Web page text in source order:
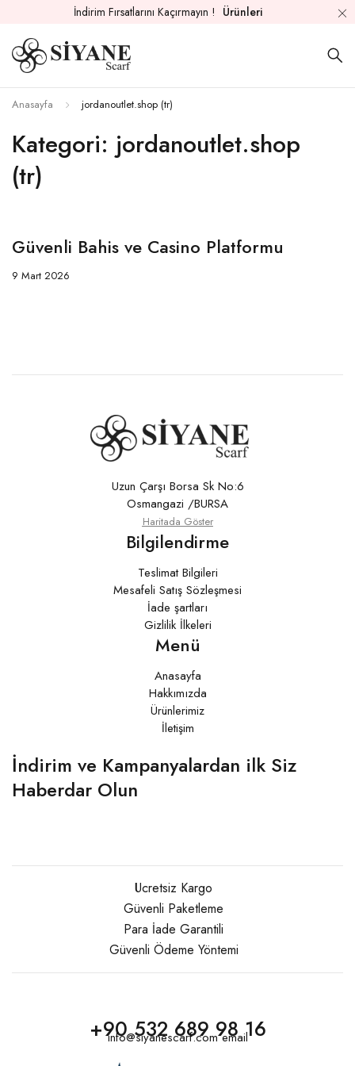
İndirim Fırsatlarını Kaçırmayın ! Ürünleri
Kategori: jordanoutlet.shop
(tr)
Anasayfa jordanoutlet.shop (tr)
Güvenli Bahis ve Casino Platformu
9 Mart 2026
Uzun Çarşı Borsa Sk No:6
Osmangazi /BURSA
Haritada Göster
Bilgilendirme
Teslimat Bilgileri
Mesafeli Satış Sözleşmesi
İade şartları
Gizlilik İlkeleri
Menü
Anasayfa
Hakkımızda
Ürünlerimiz
İletişim
İndirim ve Kampanyalardan ilk Siz
Haberdar Olun
Ücretsiz Kargo
Güvenli Paketleme
Para İade Garantili
Güvenli Ödeme Yöntemi
+90 532 689 98 16
info@siyanescarf.com email